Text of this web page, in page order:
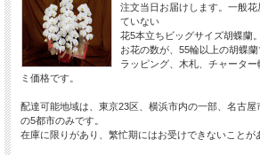
注文当日お届けします。一般
ていない
花5本立ちビッグサイズ胡蝶蘭。
お花の数が、55輪以上の胡蝶蘭
ラッピング、木札、チャータ
ミ価格です。
配達可能地域は、東京23区、横浜市内の一部、名古
の5都市のみです。
在庫に限りがあり、繁忙期にはお受けできないことが